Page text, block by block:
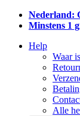
Nederland:
Minstens 1
Help
Waar
Alle